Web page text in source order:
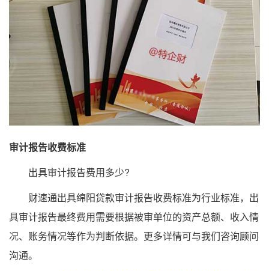
审计报告收费标准
出具审计报告费用多少?
财速通出具绵阳贷款审计报告收费标准为行业标准，出
具审计报告最终费用需要根据被审单位的资产总额、收入情
况、账务情况等作为判断依据。更多详情可与我们咨询顾问
沟通。